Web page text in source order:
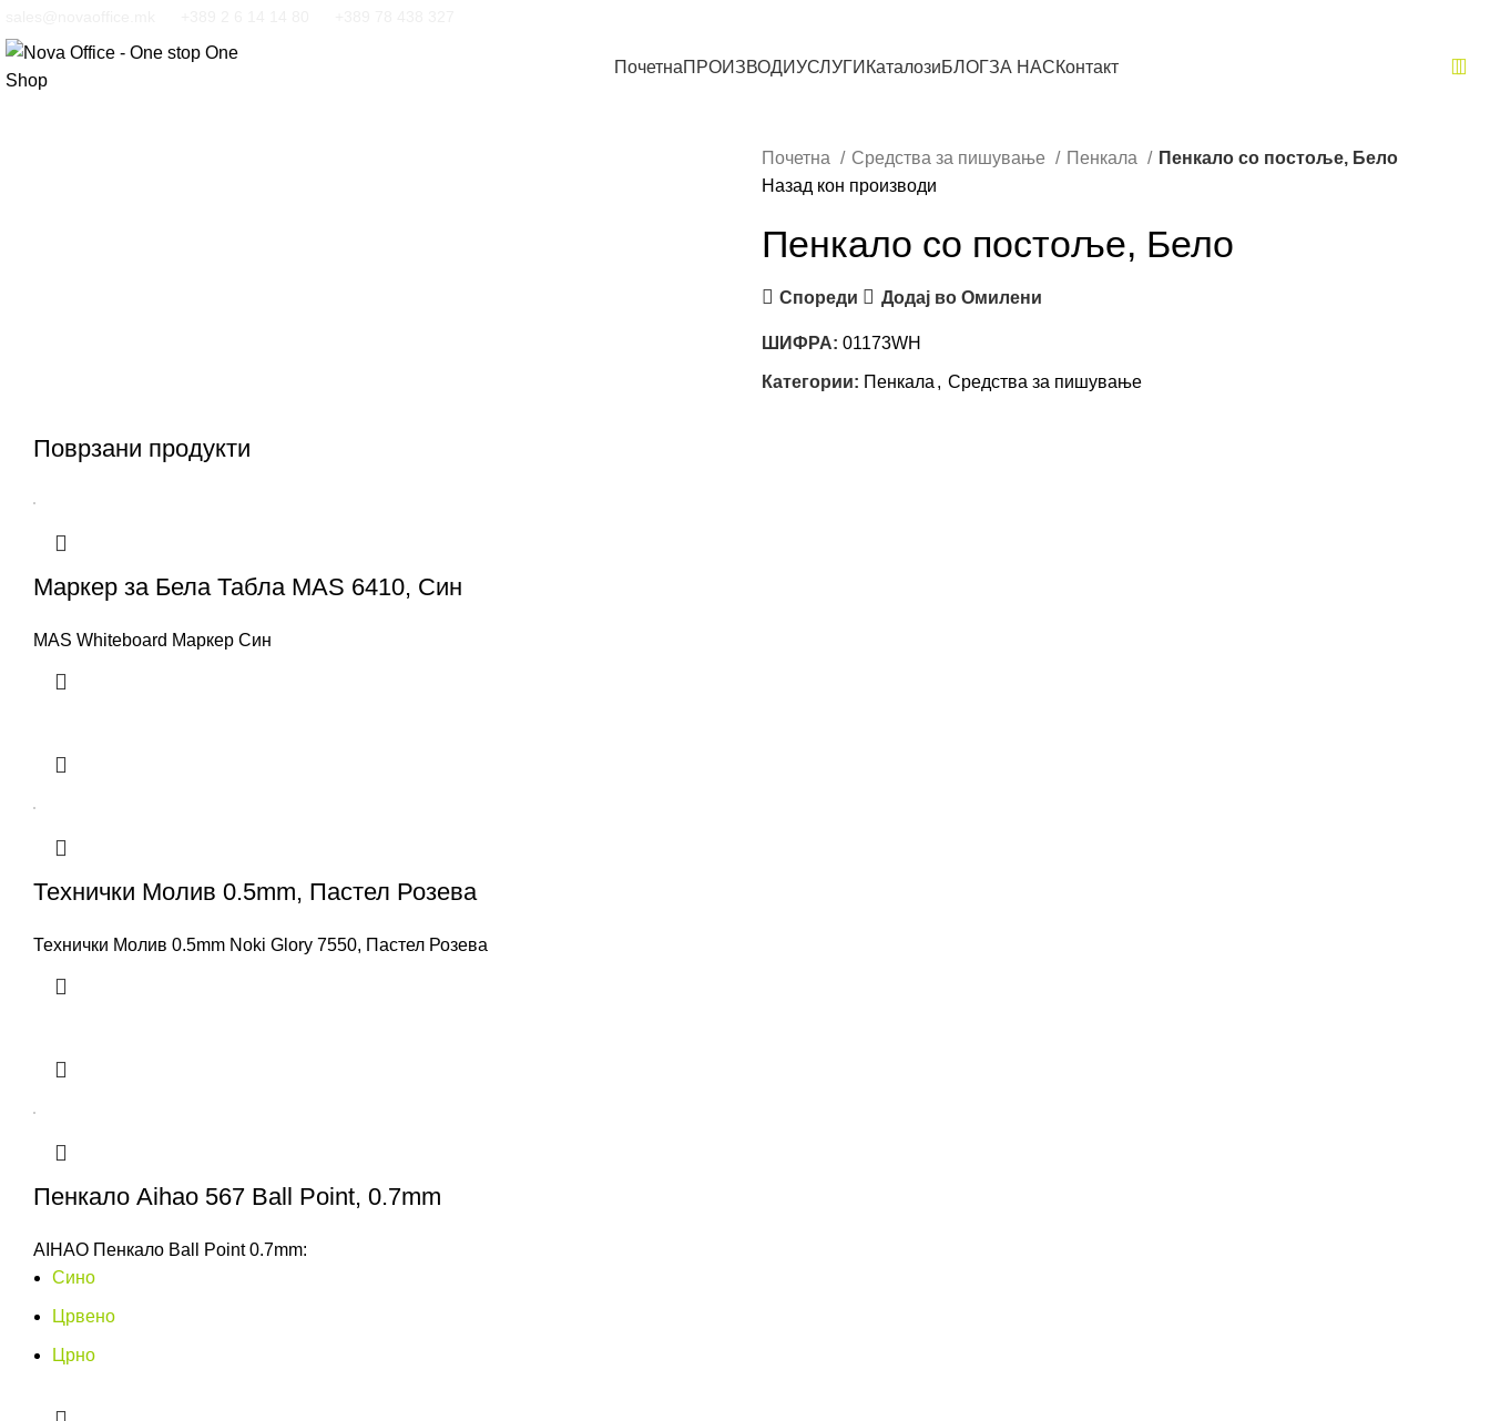
ПочетнаПРОИЗВОДИУСЛУГИ КаталозиБЛОГЗА НАСКонтакт
Почетна Средства за пишување Пенкала
Пенкало со постоље, Бело
Назад кон производи
Пенкало со постоље, Бело
Спореди Додај во Омилени
ШИФРА: 01173WH
Категории: Пенкала , Средства за пишување
Поврзани продукти
Маркер за Бела Табла MAS 6410, Син
MAS Whiteboard Маркер Син
Технички Молив 0.5mm, Пастел Розева
Технички Молив 0.5mm Noki Glory 7550, Пастел Розева
Пенкало Aihao 567 Ball Point, 0.7mm
AIHAO Пенкало Ball Point 0.7mm:
Сино
Црвено
Црно